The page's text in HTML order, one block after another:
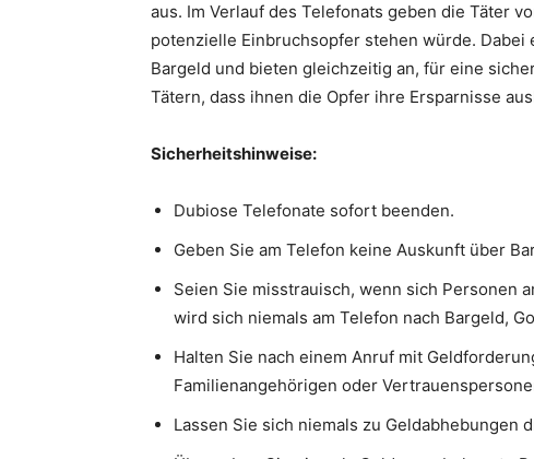
aus. Im Verlauf des Telefonats geben die Täter
potenzielle Einbruchsopfer stehen würde.
Bargeld und bieten gleichzeitig an, für eine
Tätern, dass ihnen die Opfer ihre Ersparnisse
Sicherheitshinweise:
Dubiose Telefonate sofort beenden.
Geben Sie am Telefon keine Auskunft über
Seien Sie misstrauisch, wenn sich Personen
wird sich niemals am Telefon nach Bargeld,
Halten Sie nach einem Anruf mit
Familienangehörigen oder
Lassen Sie sich niemals zu Geldabhebungen